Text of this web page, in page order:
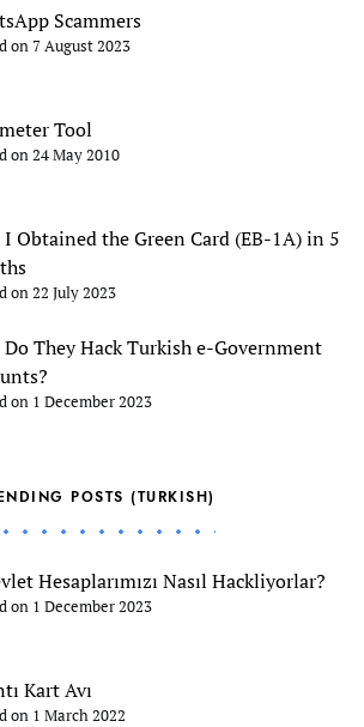
Scammers
on 7 August 2023
Tool
on 24 May 2010
Obtained the Green Card (EB-1A) in 5
on 22 July 2023
They Hack Turkish e-Government
on 1 December 2023
POSTS (TURKISH)
Hesaplarımızı Nasıl Hackliyorlar?
on 1 December 2023
Kart Avı
on 1 March 2022